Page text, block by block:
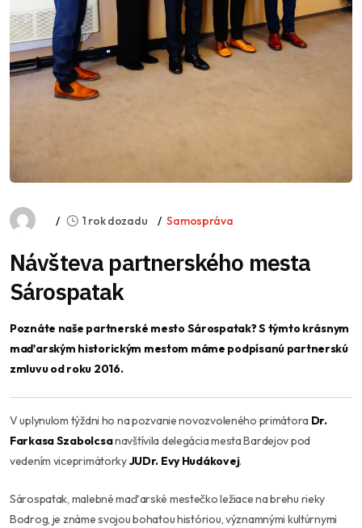
1 rok dozadu Samospráva
Návšteva partnerského mesta
Sárospatak
Poznáte naše partnerské mesto Sárospatak? S týmto krásnym
maďarským historickým mestom máme podpísanú partnerskú
zmluvu od roku 2016.
V uplynulom týždni ho na pozvanie novozvoleného primátora Dr.
Farkasa Szabolcsanavštívila delegácia mesta Bardejov pod
vedením viceprimátorkyJUDr. Evy Hudákovej.
Sárospatak, malebné maďarské mestečko ležiace na brehu rieky
Bodrog, je známe svojou bohatou históriou, významnými kultúrnymi